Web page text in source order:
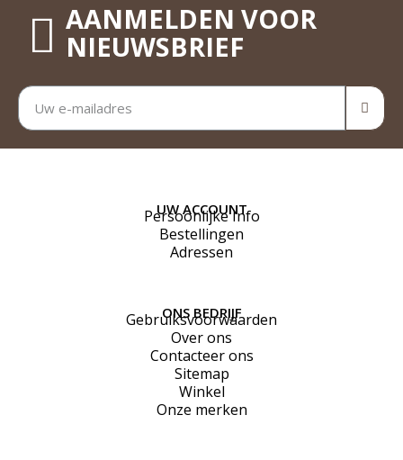
AANMELDEN VOOR
NIEUWSBRIEF
UW ACCOUNT
Persoonlijke Info
Bestellingen
Adressen
ONS BEDRIJF
Gebruiksvoorwaarden
Over ons
Contacteer ons
Sitemap
Winkel
Onze merken